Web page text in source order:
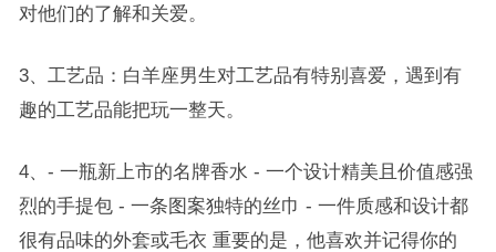
对他们的了解和关爱。
3、工艺品：白羊座男生对工艺品有特别喜爱，遇到有
趣的工艺品能把玩一整天。
4、- 一瓶新上市的名牌香水 - 一个设计精美且价值感强
烈的手提包 - 一条图案独特的丝巾 - 一件质感和设计都
很有品味的外套或毛衣 重要的是，他喜欢并记得你的